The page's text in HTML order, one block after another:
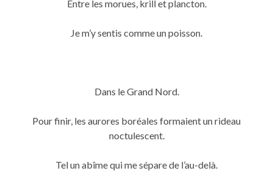
Entre les morues, krill et plancton.
Je m’y sentis comme un poisson.
Dans le Grand Nord.
Pour finir, les aurores boréales formaient un rideau
noctulescent.
Tel un abîme qui me sépare de l’au-delà.